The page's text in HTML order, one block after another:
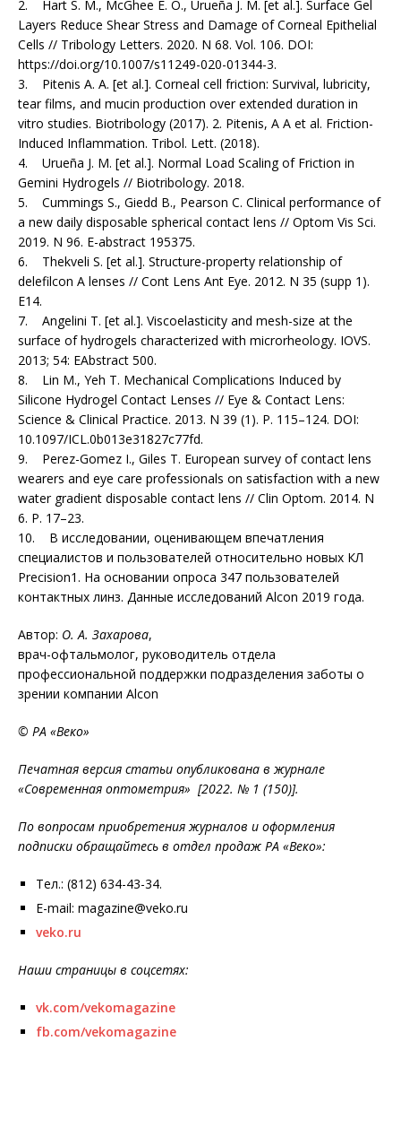
2. Hart S. M., McGhee E. O., Urueña J. M. [et al.]. Surface Gel
Layers Reduce Shear Stress and Damage of Corneal Epithelial
Cells // Tribology Letters. 2020. N 68. Vol. 106. DOI:
https://doi.org/10.1007/s11249-020-01344-3.
3. Pitenis A. A. [et al.]. Corneal cell friction: Survival, lubricity,
tear films, and mucin production over extended duration in
vitro studies. Biotribology (2017). 2. Pitenis, A A et al. Friction-
Induced Inflammation. Tribol. Lett. (2018).
4. Urueña J. M. [et al.]. Normal Load Scaling of Friction in
Gemini Hydrogels // Biotribology. 2018.
5. Cummings S., Giedd B., Pearson C. Clinical performance of
a new daily disposable spherical contact lens // Optom Vis Sci.
2019. N 96. E-abstract 195375.
6. Thekveli S. [et al.]. Structure-property relationship of
delefilcon A lenses // Cont Lens Ant Eye. 2012. N 35 (supp 1).
E14.
7. Angelini T. [et al.]. Viscoelasticity and mesh-size at the
surface of hydrogels characterized with microrheology. IOVS.
2013; 54: EAbstract 500.
8. Lin M., Yeh T. Mechanical Complications Induced by
Silicone Hydrogel Contact Lenses // Eye & Contact Lens:
Science & Clinical Practice. 2013. N 39 (1). P. 115–124. DOI:
10.1097/ICL.0b013e31827c77fd.
9. Perez-Gomez I., Giles T. European survey of contact lens
wearers and eye care professionals on satisfaction with a new
water gradient disposable contact lens // Clin Optom. 2014. N
6. P. 17–23.
10. В исследовании, оценивающем впечатления
специалистов и пользователей относительно новых КЛ
Precision1. На основании опроса 347 пользователей
контактных линз. Данные исследований Alcon 2019 года.
Автор: О. А. Захарова,
врач-офтальмолог, руководитель отдела
профессиональной поддержки подразделения заботы о
зрении компании Alcon
© РА «Веко»
Печатная версия статьи опубликована в журнале
«Современная оптометрия» [2022. № 1 (150)].
По вопросам приобретения журналов и оформления
подписки обращайтесь в отдел продаж РА «Веко»:
Тел.: (812) 634-43-34.
E-mail: magazine@veko.ru
veko.ru
Наши страницы в соцсетях:
vk.com/vekomagazine
fb.com/vekomagazine